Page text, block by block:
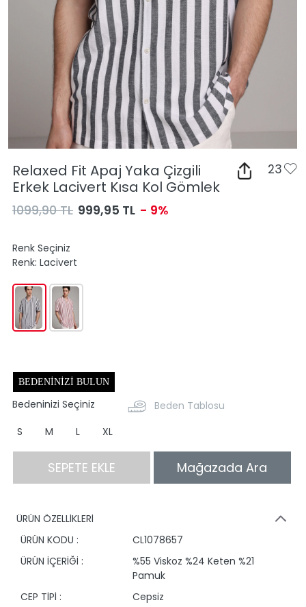
Relaxed Fit Apaj Yaka Çizgili
Erkek Lacivert Kısa Kol Gömlek
23
1099,90 TL 999,95 TL - 9%
Renk Seçiniz
Renk: Lacivert
BEDENINIZI BULUN
Bedeninizi Seçiniz
Beden Tablosu
S
M L XL
SEPETE EKLE Mağazada Ara
ÜRÜN ÖZELLİKLERİ
ÜRÜN KODU :
CL1078657
ÜRÜN İÇERİĞİ :
%55 Viskoz %24 Keten %21
Pamuk
CEP TİPİ :
Cepsiz